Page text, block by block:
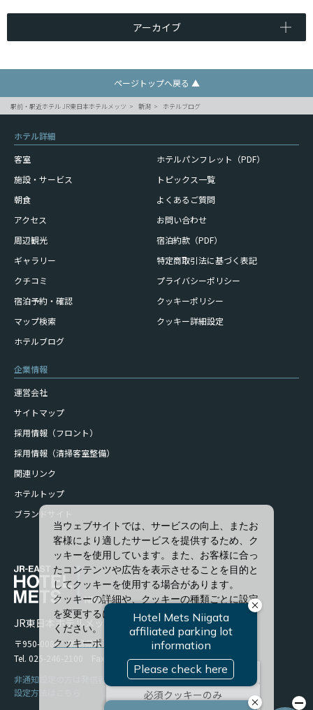
アーカイブ
ページトップへ戻る ▲
駅前・駅近ホテル JR東日本ホテルメッツ 新潟 ホテルブログ
ホテル詳細
客室
施設・サービス
朝食
アクセス
周辺観光
ギャラリー
クチコミ
宿泊予約・確認
マップ検索
ホテルブログ
ホテルパンフレット（PDF）
トピックス一覧
よくあるご質問
お問い合わせ
宿泊約款（PDF）
特定商取引法に基づく表記
プライバシーポリシー
クッキーポリシー
クッキー詳細設定
企業情報
運営会社
サイトマップ
採用情報（フロント）
採用情報（清掃客室整備）
関連リンク
ホテルトップ
ブランドサイト
JR東日本ホテルメッツ 新潟
〒950-0086 新潟県新潟市中央区花園1-96-47
Tel. 025-246-2100 Fax. 025-246-2114
非通知設定の方は発信者番号を設定の上お電話ください。
設定方法はこちら
当ウェブサイトでは、サービスの向上、またお
客様により適したサービスを提供するため、ク
ッキーを使用しています。また、お客様に合っ
たコンテンツや広告を表示させることを目的と
してクッキーを使用する場合があります。
クッキーの詳細や、クッキーの種類ごとに設定
を変更するには、「詳細設定」をクリックして
ください。
クッキーポリシー
すべて許可
必須クッキーのみ